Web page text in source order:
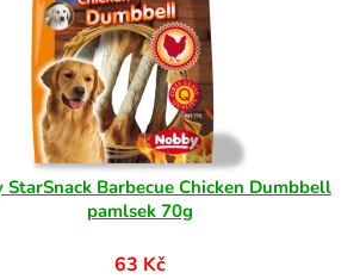
StarSnack Barbecue Chicken Dumbbell
pamlsek 70g
63 Kč